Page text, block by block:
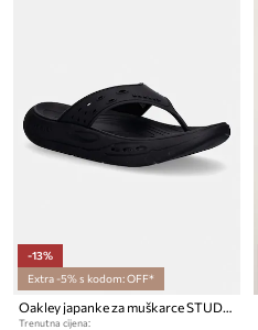
-13%
Extra -5% s kodom: OFF*
Oakley japanke za muškarce STUDIO
Trenutna cijena: